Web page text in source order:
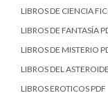
LIBROS DE CIENCIA
LIBROS DE FANTASÍA
LIBROS DE MISTERIO
LIBROS DEL ASTEROIDE
LIBROS EROTICOS PDF